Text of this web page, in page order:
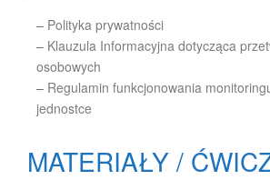
– Polityka prywatności
– Klauzula Informacyjna dotycząca
osobowych
– Regulamin funkcjonowania
jednostce
MATERIAŁY /